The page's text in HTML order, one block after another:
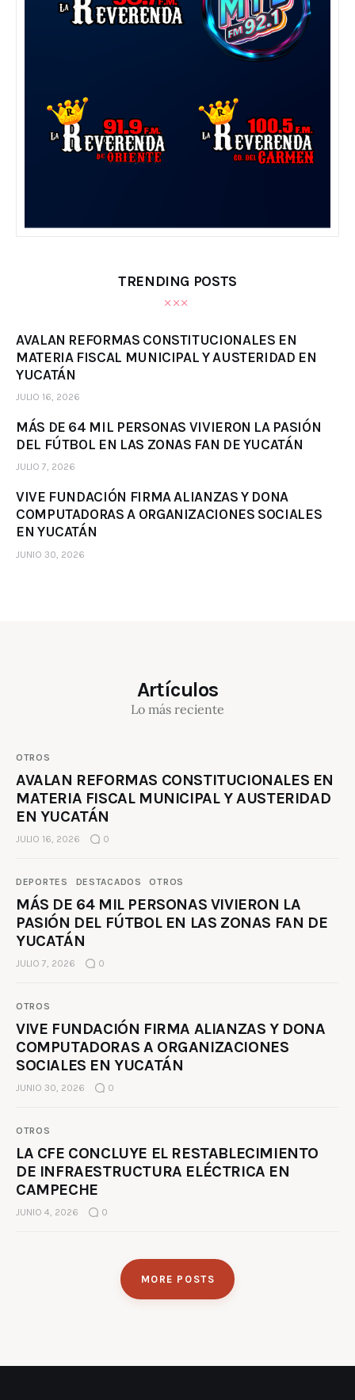
TRENDING POSTS
AVALAN REFORMAS CONSTITUCIONALES EN
MATERIA FISCAL MUNICIPAL Y AUSTERIDAD EN
YUCATÁN
JULIO 16, 2026
MÁS DE 64 MIL PERSONAS VIVIERON LA PASIÓN
DEL FÚTBOL EN LAS ZONAS FAN DE YUCATÁN
JULIO 7, 2026
VIVE FUNDACIÓN FIRMA ALIANZAS Y DONA
COMPUTADORAS A ORGANIZACIONES SOCIALES
EN YUCATÁN
JUNIO 30, 2026
Artículos
Lo más reciente
OTROS
AVALAN REFORMAS CONSTITUCIONALES EN
MATERIA FISCAL MUNICIPAL Y AUSTERIDAD
EN YUCATÁN
JULIO 16, 2026 0
DEPORTES DESTACADOS OTROS
MÁS DE 64 MIL PERSONAS VIVIERON LA
PASIÓN DEL FÚTBOL EN LAS ZONAS FAN DE
YUCATÁN
JULIO 7, 2026 0
OTROS
VIVE FUNDACIÓN FIRMA ALIANZAS Y DONA
COMPUTADORAS A ORGANIZACIONES
SOCIALES EN YUCATÁN
JUNIO 30, 2026 0
OTROS
LA CFE CONCLUYE EL RESTABLECIMIENTO
DE INFRAESTRUCTURA ELÉCTRICA EN
CAMPECHE
JUNIO 4, 2026 0
MORE POSTS